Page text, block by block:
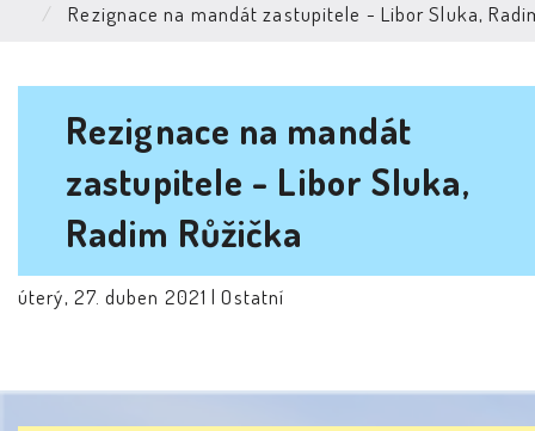
Rezignace na mandát zastupitele - Libor Sluka,
Rezignace na mandát
zastupitele - Libor Sluka,
Radim Růžička
úterý, 27. duben 2021 |Ostatní